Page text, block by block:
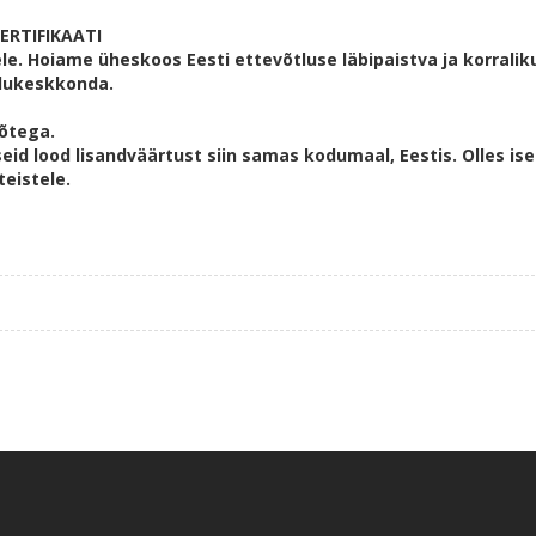
Hoiame üheskoos Eesti ettevõtluse läbipaistva ja
lood lisandväärtust siin samas kodumaal, Eestis. Olles ise